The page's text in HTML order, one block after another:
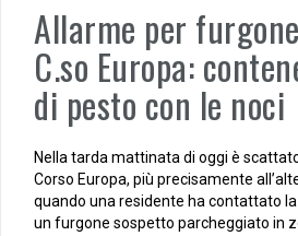
Allarme per
C.so Europa:
di pesto con le noci
Nella tarda mattinata di oggi è
Corso Europa, più precisamente
quando una residente ha contattato
un furgone sospetto parcheggiato in